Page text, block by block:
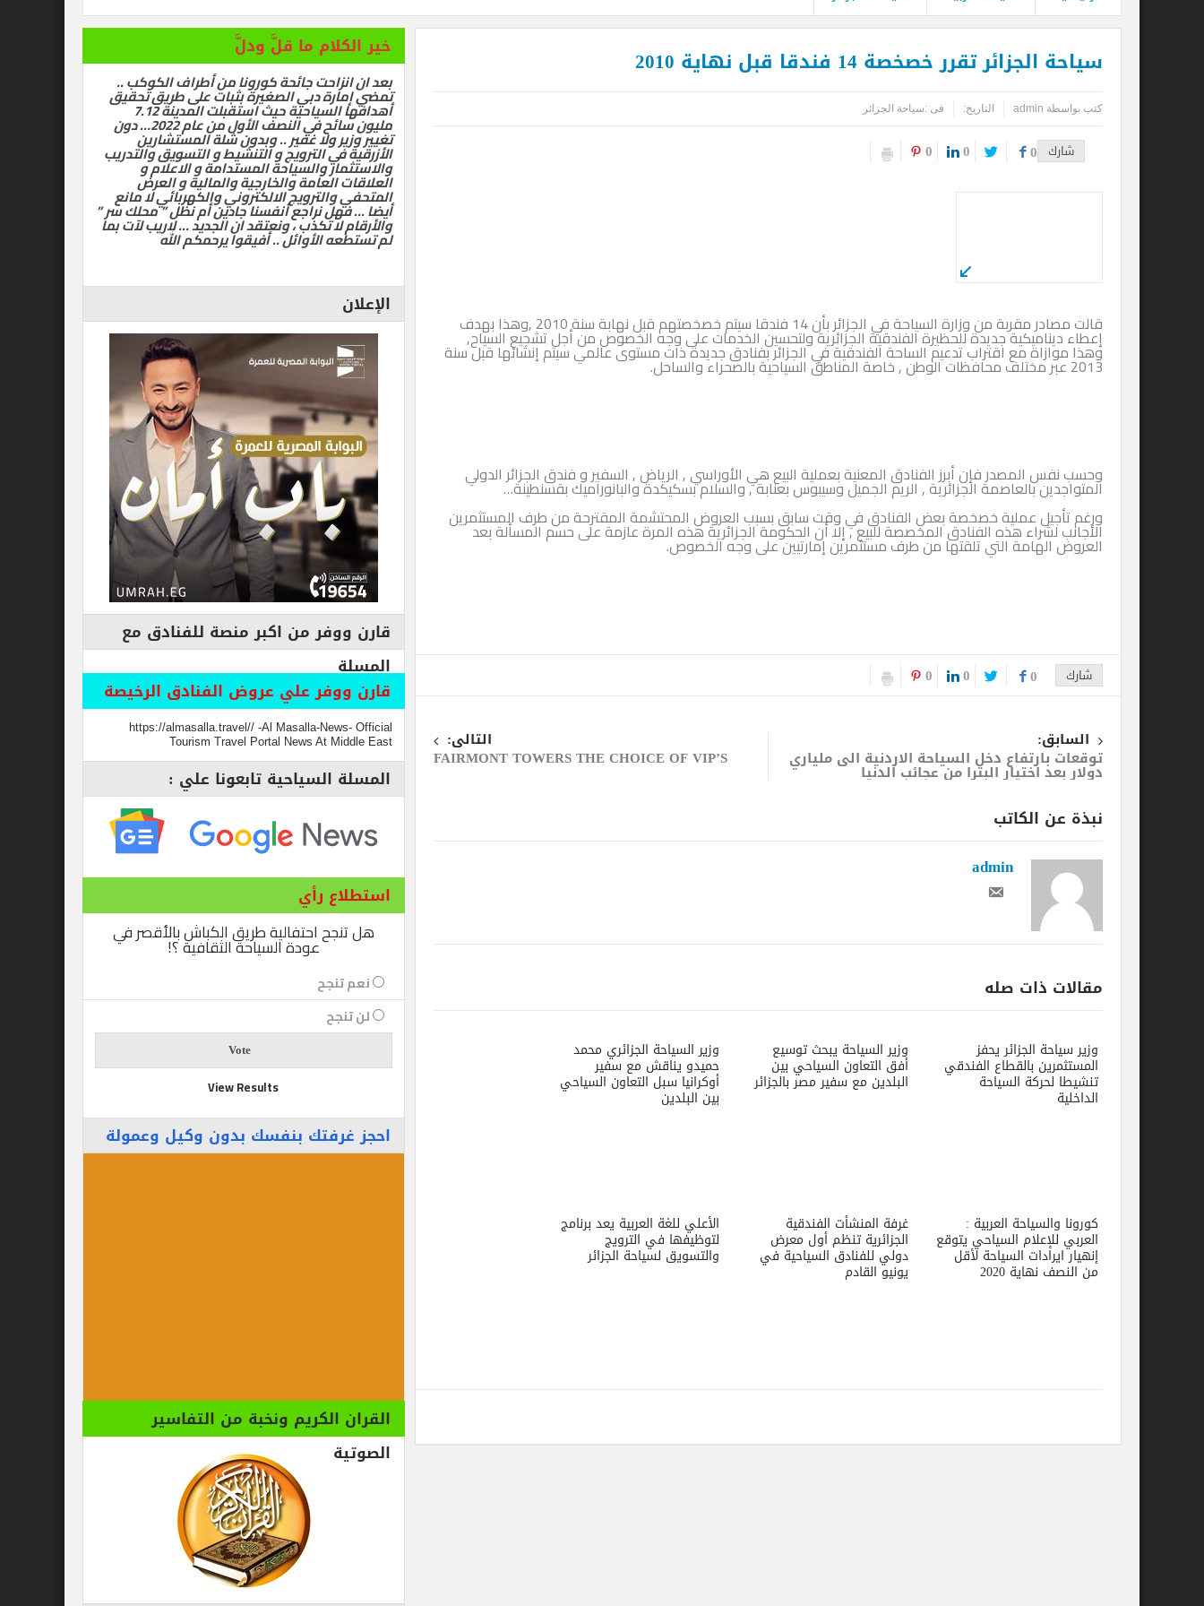
سياحة الجزائر تقرر خصخصة 14 فندقا قبل نهاية 2010
admin التاريخ: فى :سياحة الجزائر
0
0
قالت مصادر مقربة من وزارة السياحة في الجزائر بأن 14 فندقا سيتم خصخصتهم قبل نهابة سنة 2010 ,وهذا بهدف
إعطاء ديناميكية جديدة للحظيرة الفندقية الجزائرية ولتحسين الخدمات على وجه الخصوص من أجل تشجيع السياح,
وهذا موازاة مع اقتراب تدعيم الساحة الفندقية في الجزائر بفنادق جديدة ذات مستوى عالمي سيتم إنشائها قبل سنة
وحسب نفس المصدر فإن أبرز الفنادق المعنية بعملية البيع هي الأوراسي , الرياض , السفير و فندق الجزائر الدولي
المتواجدين بالعاصمة الجزائرية , الريم الجميل وسيبوس بعنابة , والسلام بسكيكدة والبانوراميك بقسنطينة…
ورغم تأجيل عملية خصخصة بعض الفنادق في وقت سابق بسبب العروض المحتشمة المقترحة من طرف المستثمرين
الأجانب لشراء هذه الفنادق المخصصة للبيع , إلا أن الحكومة الجزائرية هذه المرة عازمة على حسم المسألة بعد
العروض الهامة التي تلقتها من طرف مستثمرين إمارتيين على وجه الخصوص.
0
0
0
السابق:
توقعات بارتفاع دخل السياحة الاردنية الى ملياري
دولار بعد اختيار البترا من عجائب الدنيا
FAIRMONT TOWERS THE CHOICE OF VIP’S
نبذة عن الكاتب
admin
مقالات ذات صله
وزير سياحة الجزائر يحفز
المستثمرين بالقطاع الفندقي
تنشيطا لحركة السياحة
وزير السياحة يبحث توسيع
أفق التعاون السياحي بين
البلدين مع سفير مصر بالجزائر
وزير السياحة الجزائري محمد
حميدو يناقش مع سفير
أوكرانيا سبل التعاون السياحي
كورونا والسياحة العربية :
العربي للإعلام السياحي يتوقع
إنهيار ايرادات السياحة لأقل
من النصف نهاية 2020
غرفة المنشأت الفندقية
الجزائرية تنظم أول معرض
دولي للفنادق السياحية في
يونيو القادم
الأعلي للغة العربية يعد برنامج
لتوظيفها في الترويج
والتسويق لسياحة الجزائر
خير الكلام ما قلَّ ودلَّ
بعد ان انزاحت جائحة كورونا من أطراف الكوكب ..
تمضي إمارة دبي الصغيرة بثبات على طريق تحقيق
أهدافها السياحية حيث استقبلت المدينة 7.12
مليون سائح في النصف الأول من عام 2022… دون
تغيير وزير ولا غفير .. وبدون شلة المستشارين
الأزرقية في الترويج و التنشيط و التسويق والتدريب
والاستثمار والسياحة المستدامة و الاعلام و
العلاقات العامة والخارجية والمالية و العرض
المتحفي والترويج الالكتروني والكهربائي لا مانع
أيضا … فهل نراجع أنفسنا جادين أم نظل ” محلك سر ”
والأرقام لا تكذب ، ونعتقد ان الجديد … لاريب لآت بما
لم تستطعه الأوائل .. أفيقوا يرحمكم الله
قارن ووفر من اكبر منصة للفنادق مع
المسلة
قارن ووفر علي عروض الفنادق الرخيصة
https://almasalla.travel// -Al Masalla-News- Official
Tourism Travel Portal News At Middle East
المسلة السياحية تابعونا علي :
استطلاع رأي
هل تنجح احتفالية طريق الكباش بالأقصر في
عودة السياحة الثقافية ؟!
نعم تنجح
View Results
احجز غرفتك بنفسك بدون وكيل وعمولة
القران الكريم ونخبة من التفاسير
الصوتية